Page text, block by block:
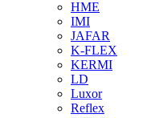
HME
IMI
JAFAR
K-FLEX
KERMI
LD
Luxor
Reflex